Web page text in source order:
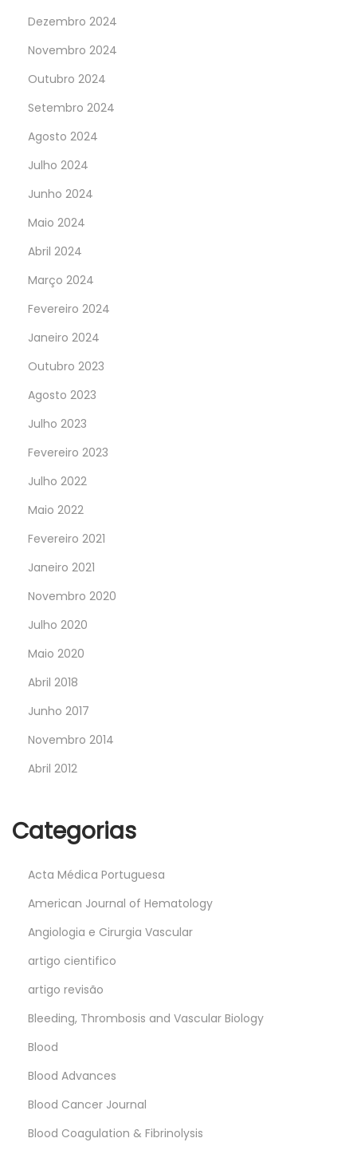
Dezembro 2024
Novembro 2024
Outubro 2024
Setembro 2024
Agosto 2024
Julho 2024
Junho 2024
Maio 2024
Abril 2024
Março 2024
Fevereiro 2024
Janeiro 2024
Outubro 2023
Agosto 2023
Julho 2023
Fevereiro 2023
Julho 2022
Maio 2022
Fevereiro 2021
Janeiro 2021
Novembro 2020
Julho 2020
Maio 2020
Abril 2018
Junho 2017
Novembro 2014
Abril 2012
Categorias
Acta Médica Portuguesa
American Journal of Hematology
Angiologia e Cirurgia Vascular
artigo cientifico
artigo revisão
Bleeding, Thrombosis and Vascular Biology
Blood
Blood Advances
Blood Cancer Journal
Blood Coagulation & Fibrinolysis